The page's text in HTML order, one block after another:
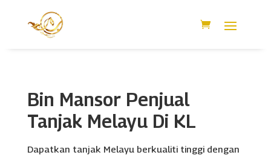
Bin Mansor Penjual
Tanjak Melayu Di KL
Dapatkan tanjak Melayu berkualiti tinggi dengan